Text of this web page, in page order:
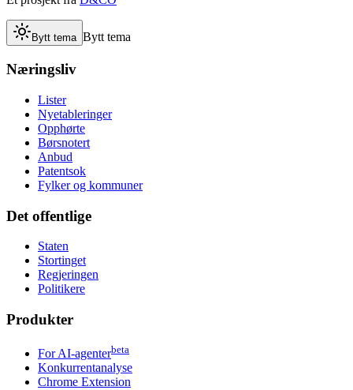
Bytt tema Bytt tema
Næringsliv
Lister
Nyetableringer
Opphørte
Børsnotert
Anbud
Patentsok
Fylker og kommuner
Det offentlige
Staten
Stortinget
Regjeringen
Politikere
Produkter
For AI-agenterbeta
Konkurrentanalyse
Chrome Extension